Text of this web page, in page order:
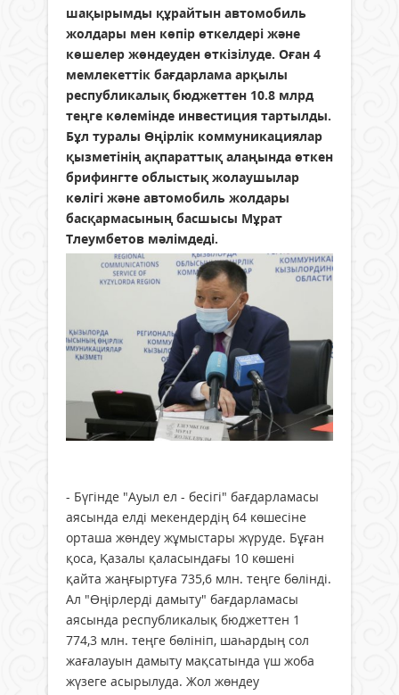
шақырымды құрайтын автомобиль
жолдары мен көпір өткелдері және
көшелер жөндеуден өткізілуде. Оған 4
мемлекеттік бағдарлама арқылы
республикалық бюджеттен 10.8 млрд
теңге көлемінде инвестиция тартылды.
Бұл туралы Өңірлік коммуникациялар
қызметінің ақпараттық алаңында өткен
брифингте облыстық жолаушылар
көлігі және автомобиль жолдары
басқармасының басшысы Мұрат
Тлеумбетов мәлімдеді.
- Бүгінде "Ауыл ел - бесігі" бағдарламасы
аясында елді мекендердің 64 көшесіне
орташа жөндеу жұмыстары жүруде. Бұған
қоса, Қазалы қаласындағы 10 көшені
қайта жаңғыртуға 735,6 млн. теңге бөлінді.
Ал "Өңірлерді дамыту" бағдарламасы
аясында республикалық бюджеттен 1
774,3 млн. теңге бөлініп, шаһардың сол
жағалауын дамыту мақсатында үш жоба
жүзеге асырылуда. Жол жөндеу